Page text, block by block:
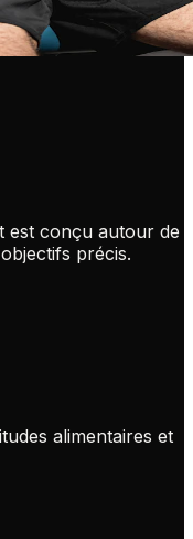
est conçu autour de
précis.
alimentaires et